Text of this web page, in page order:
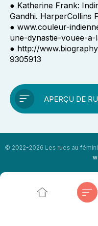
● Katherine Frank:
Gandhi. HarperCollins
● www.couleur-
une-dynastie-vouee-
● http://
9305913
APERÇU DE
© 2022-2026 Les rues au